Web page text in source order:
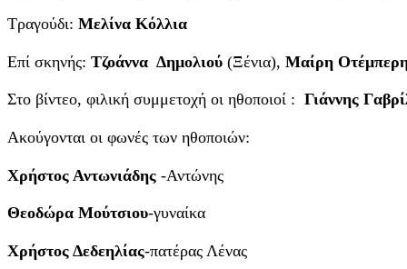
Τραγούδι: Μελίνα Κόλλια
Επί σκηνής: Τζοάννα Δημολιού (Ξένια), Μαίρη
Στο βίντεο, φιλική συμμετοχή οι ηθοποιοί : Γιάννης
Ακούγονται οι φωνές των ηθοποιών:
Χρήστος Αντωνιάδης -Αντώνης
Θεοδώρα Μούτσιου-γυναίκα
Χρήστος Δεδεηλίας-πατέρας Λένας